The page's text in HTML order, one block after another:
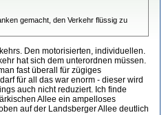
gemacht, den Verkehr flüssig zu
Den motorisierten, individuellen.
hat sich dem unterordnen müssen.
fast überall für zügiges
für all das war enorm - dieser wird
auch nicht reduziert. Ich finde
Allee ein ampelloses
auf der Landsberger Allee deutlich